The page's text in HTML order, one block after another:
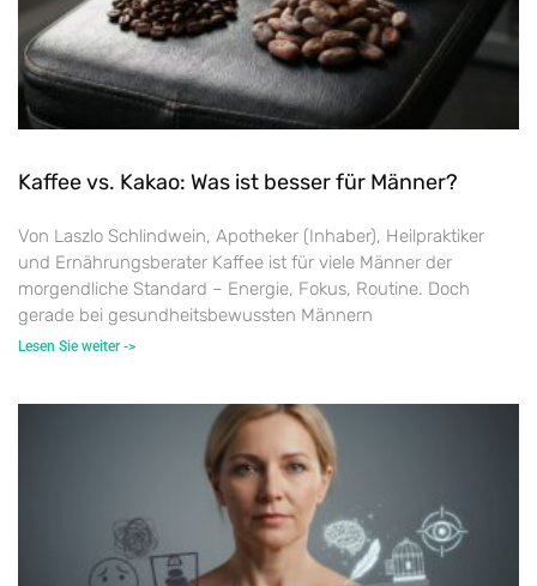
Kaffee vs. Kakao: Was ist besser für Männer?
Von Laszlo Schlindwein, Apotheker (Inhaber), Heilpraktiker
und Ernährungsberater Kaffee ist für viele Männer der
morgendliche Standard – Energie, Fokus, Routine. Doch
gerade bei gesundheitsbewussten Männern
Lesen Sie weiter ->